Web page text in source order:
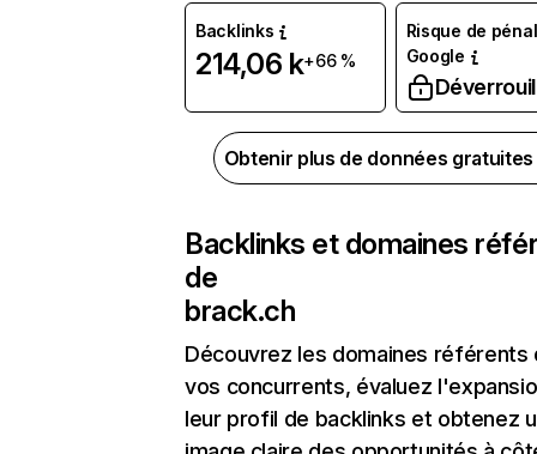
Backlinks
214,06 k+66 %
Risque de
Google
Obtenir plus de données
Backlinks et domaines
de
brack.ch
Découvrez les domaines référents
vos concurrents, évaluez
leur profil de backlinks et obtenez